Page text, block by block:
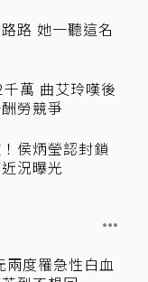
路 她一聽這名
萬 曲艾玲嘆後
勞競爭
侯炳瑩認封鎖
況曝光
兩度罹急性白血